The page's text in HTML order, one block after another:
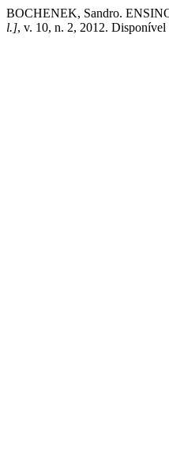
BOCHENEK, Sandro.
l.], v. 10, n. 2, 2012. Disponível